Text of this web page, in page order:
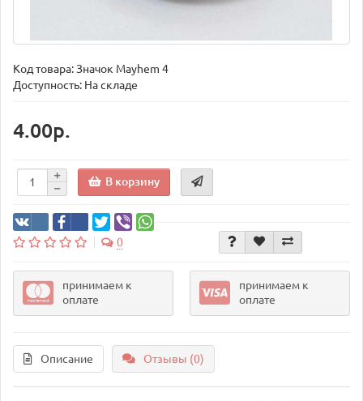
Код товара:Значок Mayhem 4
Доступность: На складе
4.00р.
В корзину
0
принимаем к
оплате
принимаем к
оплате
Описание Отзывы (0)